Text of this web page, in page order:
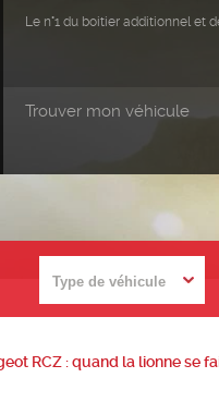
Trouver mon véhicule
Le n°1 du boitier additionnel et
RCZ : quand la lionne se